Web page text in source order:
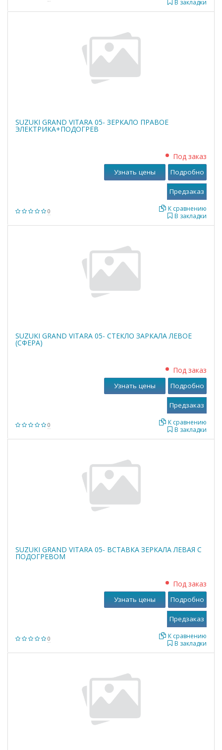
В закладки
SUZUKI GRAND VITARA 05- ЗЕРКАЛО ПРАВОЕ
ЭЛЕКТРИКА+ПОДОГРЕВ
0
Под заказ
В закладки
К сравнению
Узнать цены Подробно
SUZUKI GRAND VITARA 05- СТЕКЛО ЗАРКАЛА ЛЕВОЕ
(СФЕРА)
0
Под заказ
В закладки
К сравнению
Узнать цены Подробно
SUZUKI GRAND VITARA 05- ВСТАВКА ЗЕРКАЛА ЛЕВАЯ С
ПОДОГРЕВОМ
0
Под заказ
В закладки
К сравнению
Узнать цены Подробно